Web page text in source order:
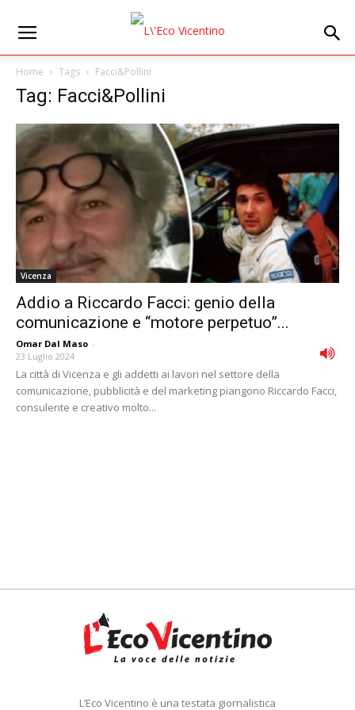
Home Tags Facci&Pollini
Tag: Facci&Pollini
Vicenza
Addio a Riccardo Facci: genio della
comunicazione e “motore perpetuo”...
Omar Dal Maso -
23 Luglio 2024
La città di Vicenza e gli addetti ai lavori nel settore della
comunicazione, pubblicità e del marketing piangono Riccardo Facci,
consulente e creativo molto...
L’Eco Vicentino è una testata giornalistica